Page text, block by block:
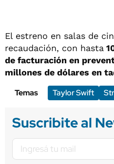
El estreno en salas de
recaudación, con hasta
de facturación en
millones de dólares en
Temas
Taylor Swift
Suscribite al